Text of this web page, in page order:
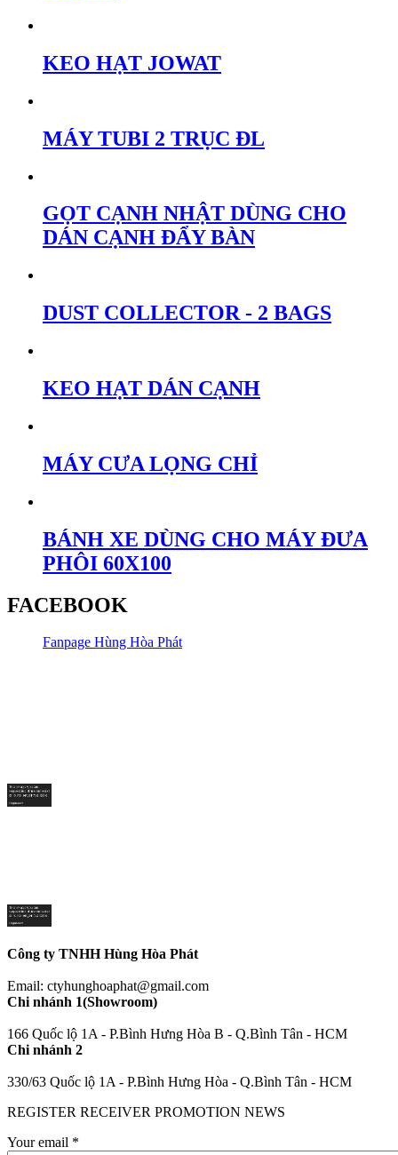
KEO HẠT JOWAT
MÁY TUBI 2 TRỤC ĐL
GỌT CẠNH NHẬT DÙNG CHO
DÁN CẠNH ĐẨY BÀN
DUST COLLECTOR - 2 BAGS
KEO HẠT DÁN CẠNH
MÁY CƯA LỌNG CHỈ
BÁNH XE DÙNG CHO MÁY ĐƯA
PHÔI 60X100
FACEBOOK
Fanpage Hùng Hòa Phát
Công ty TNHH Hùng Hòa Phát
Email: ctyhunghoaphat@gmail.com
Chi nhánh 1(Showroom)
166 Quốc lộ 1A - P.Bình Hưng Hòa B - Q.Bình Tân - HCM
Chi nhánh 2
330/63 Quốc lộ 1A - P.Bình Hưng Hòa - Q.Bình Tân - HCM
REGISTER RECEIVER PROMOTION NEWS
Your email *